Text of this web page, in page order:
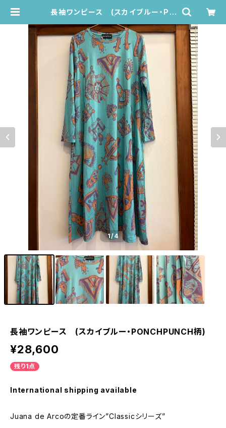
長袖ワンピース (スカイブルー・PO
o
1/4
長袖ワンピース (スカイブルー・PONCHPUNCH柄)
¥28,600
残り1点
International shipping available
Juana de Arcoの定番ライン”Classicシリーズ”